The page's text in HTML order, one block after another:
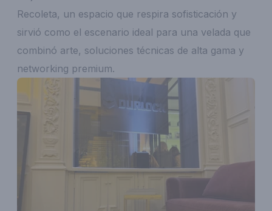
Recoleta, un espacio que respira sofisticación y
sirvió como el escenario ideal para una velada que
combinó arte, soluciones técnicas de alta gama y
networking premium.